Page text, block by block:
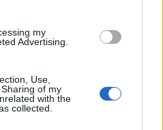
my
Advertising.
Use,
of my
with the
collected.
ketjut Sveitsi-peliin –
tekee paluun